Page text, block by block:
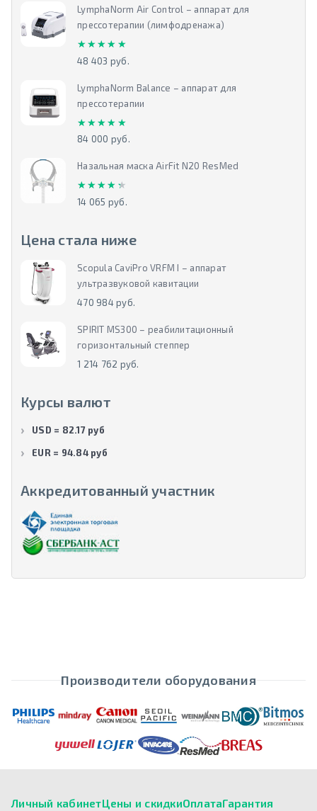
LymphaNorm Air Control – аппарат для
прессотерапии (лимфодренажа)
★★★★★
★★★★★
48 403 руб.
LymphaNorm Balance – аппарат для
прессотерапии
★★★★★
★★★★★
84 000 руб.
Назальная маска AirFit N20 ResMed
★★★★★
★★★★★
14 065 руб.
Цена стала ниже
Scopula CaviPro VRFM I – аппарат
ультразвуковой кавитации
470 984 руб.
SPIRIT MS300 – реабилитационный
горизонтальный степпер
1 214 762 руб.
Курсы валют
USD = 82.17 руб
EUR = 94.84 руб
Аккредитованный участник
Производители оборудования
Личный кабинетЦены и скидкиОплатаГарантия